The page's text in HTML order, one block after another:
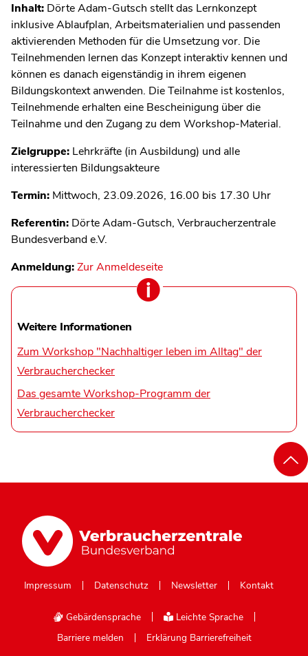
Inhalt: Dörte Adam-Gutsch stellt das Lernkonzept
inklusive Ablaufplan, Arbeitsmaterialien und passenden
aktivierenden Methoden für die Umsetzung vor. Die
Teilnehmenden lernen das Konzept interaktiv kennen und
können es danach eigenständig in ihrem eigenen
Bildungskontext anwenden. Die Teilnahme ist kostenlos,
Teilnehmende erhalten eine Bescheinigung über die
Teilnahme und den Zugang zu dem Workshop-Material.
Zielgruppe: Lehrkräfte (in Ausbildung) und alle
interessierten Bildungsakteure
Termin: Mittwoch, 23.09.2026, 16.00 bis 17.30 Uhr
Referentin: Dörte Adam-Gutsch, Verbraucherzentrale
Bundesverband e.V.
Anmeldung:Zur Anmeldeseite
Weitere Informationen
Zum Workshop "Nachhaltiger leben im Alltag" der
Verbraucherchecker
Das gesamte Workshop-Programm der
Verbraucherchecker
Impressum Datenschutz Newsletter Kontakt
Gebärdensprache
Leichte Sprache
Barriere melden
Erklärung Barrierefreiheit